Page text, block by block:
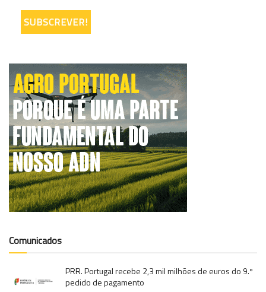
Comunicados
PRR. Portugal recebe 2,3 mil milhões de euros do 9.º
pedido de pagamento